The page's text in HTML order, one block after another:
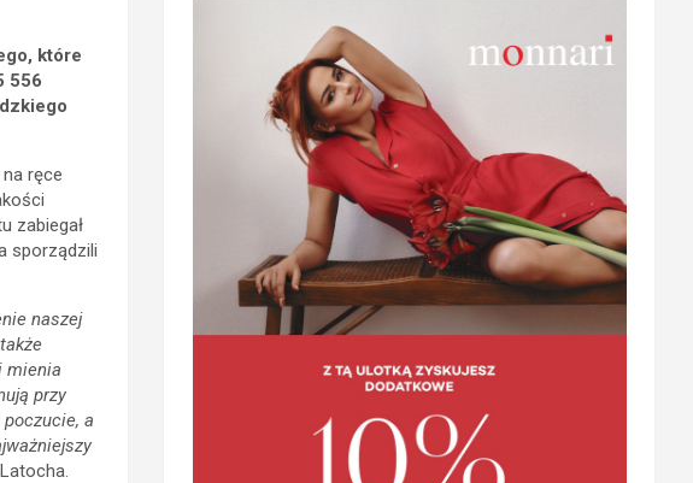
które
556
ręce
zabiegał
sporządzili
naszej
mienia
przy
a